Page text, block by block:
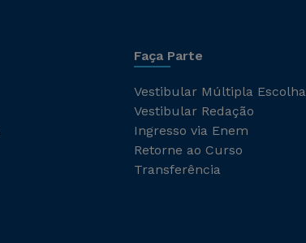
Faça Parte
Vestibular Múltipla Escolha
Vestibular Redação
Ingresso via Enem
Retorne ao Curso
Transferência